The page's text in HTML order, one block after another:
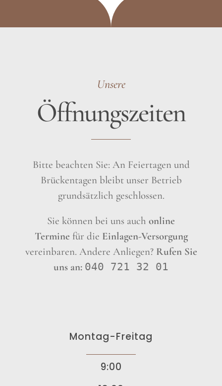
Unsere
Öffnungszeiten
Bitte beachten Sie: An Feiertagen und
Brückentagen bleibt unser Betrieb
grundsätzlich geschlossen.
Sie können bei uns auch online
Termine für die Einlagen-Versorgung
vereinbaren. Andere Anliegen? Rufen Sie
uns an: 040 721 32 01
Montag-Freitag
9:00